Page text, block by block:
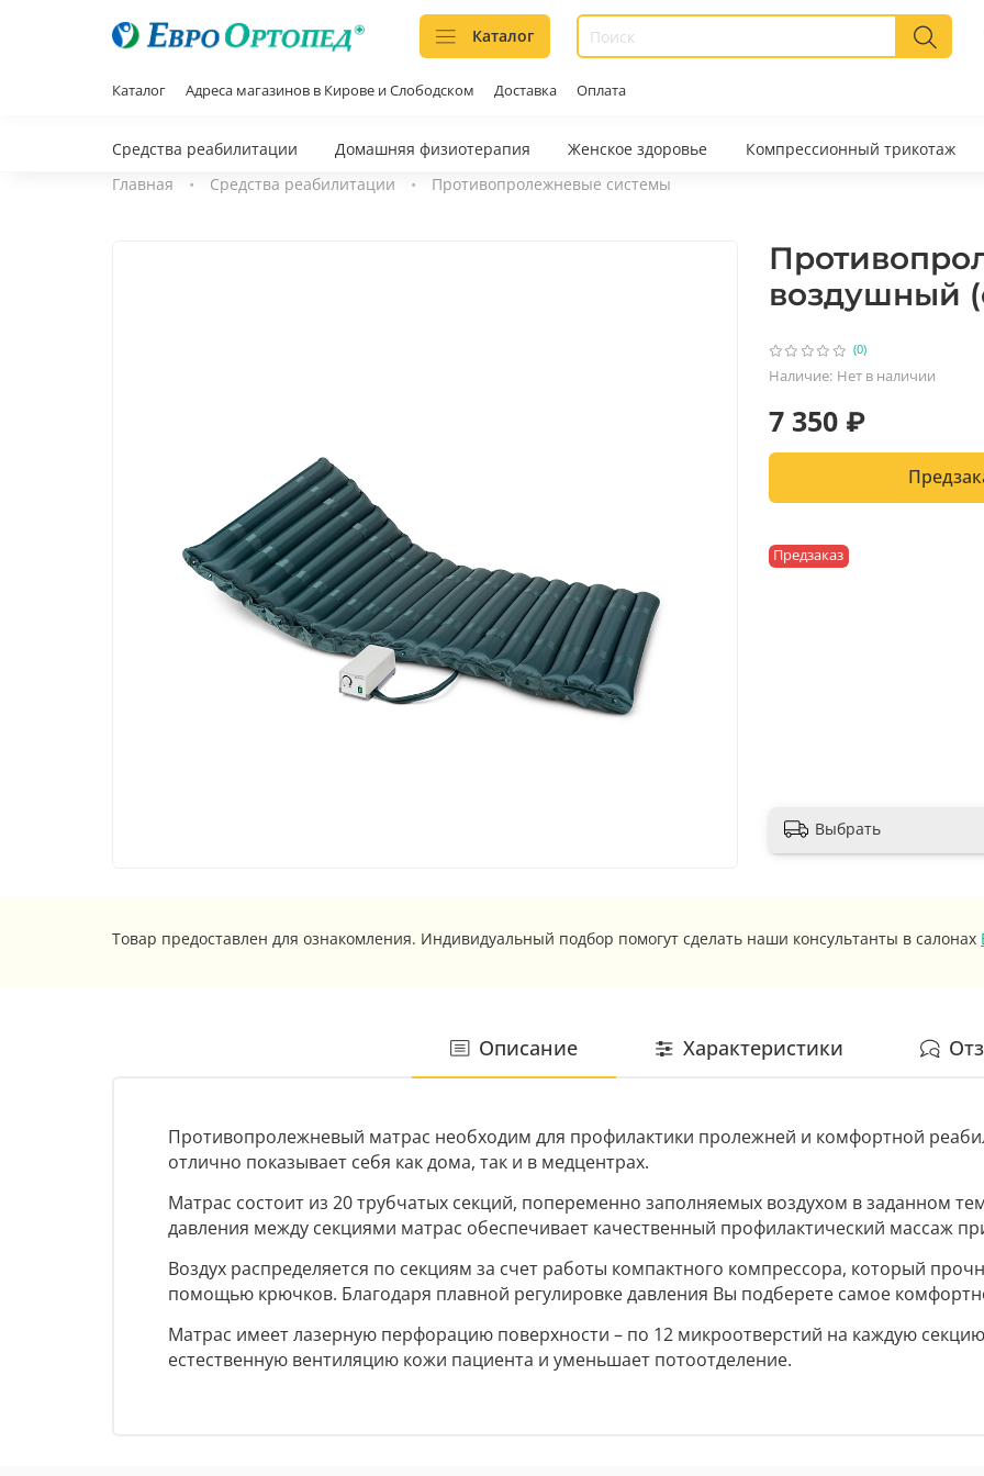
Каталог
Каталог Адреса магазинов в Кирове и Слободском Доставка Оплата
Средства реабилитации Домашняя физиотерапия Женское здоровье Компрессионный трикотаж
Главная
Средства реабилитации Противопролежневые системы
(0)
Наличие: Нет в наличии
Предзаказ
воздушный
7 350 ₽
Выбрать
Товар предоставлен для ознакомления. Индивидуальный подбор помогут сделать наши консультанты в салонах
Описание Характеристики
Противопролежневый матрас необходим для профилактики пролежней и комфортной
отлично показывает себя как дома, так и в медцентрах.
Матрас состоит из 20 трубчатых секций, попеременно заполняемых воздухом в заданном
давления между секциями матрас обеспечивает качественный профилактический массаж
Воздух распределяется по секциям за счет работы компактного компрессора, который
помощью крючков. Благодаря плавной регулировке давления Вы подберете самое
Матрас имеет лазерную перфорацию поверхности – по 12 микроотверстий на каждую
естественную вентиляцию кожи пациента и уменьшает потоотделение.